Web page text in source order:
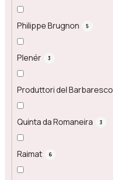
Philippe Brugnon 5
Plenér 3
Produttori del Barbaresco
Quinta da Romaneira 3
Raimat 6